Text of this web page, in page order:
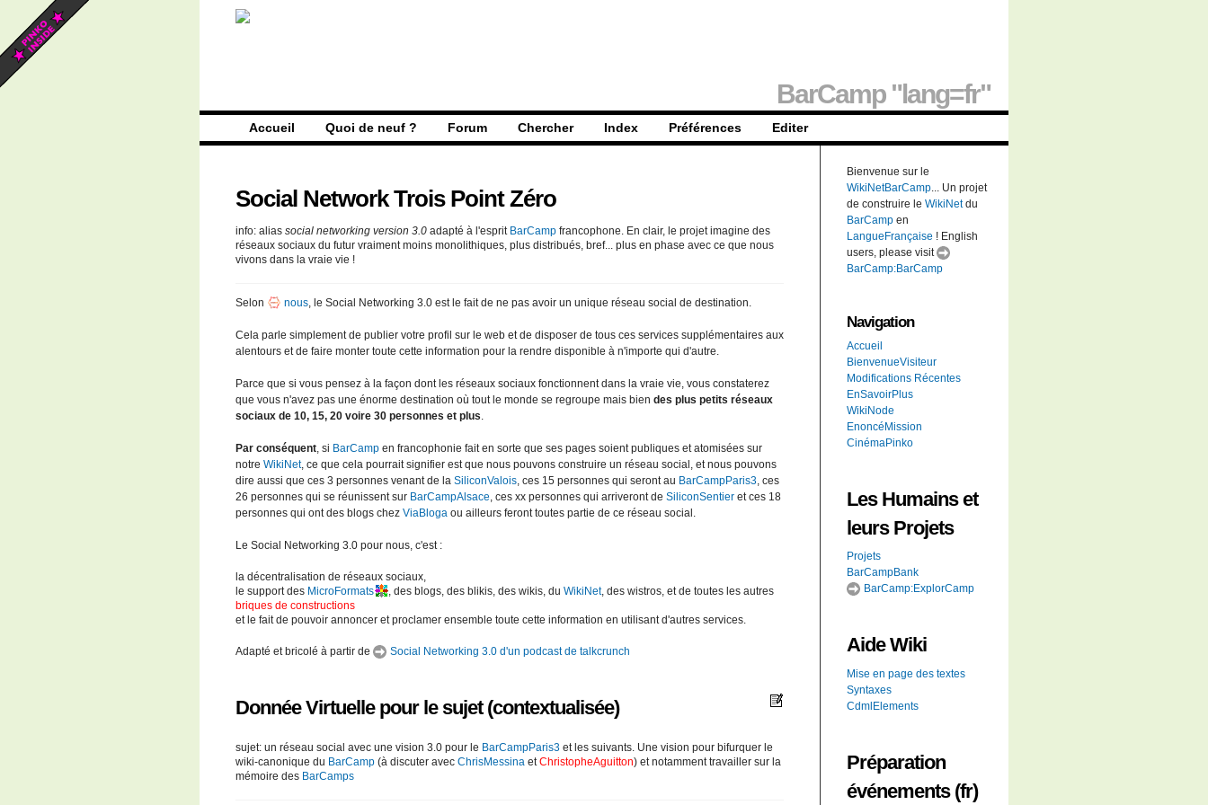
BarCamp "lang=fr"
Accueil Quoi de neuf ? Forum Chercher Index Préférences Editer
Social Network Trois Point Zéro
info: alias social networking version 3.0 adapté à l'esprit BarCamp francophone. En clair, le projet imagine des
réseaux sociaux du futur vraiment moins monolithiques, plus distribués, bref... plus en phase avec ce que nous
vivons dans la vraie vie !
Selon nous , le Social Networking 3.0 est le fait de ne pas avoir un unique réseau social de destination.
Cela parle simplement de publier votre profil sur le web et de disposer de tous ces services supplémentaires aux
alentours et de faire monter toute cette information pour la rendre disponible à n'importe qui d'autre.
Parce que si vous pensez à la façon dont les réseaux sociaux fonctionnent dans la vraie vie, vous constaterez
que vous n'avez pas une énorme destination où tout le monde se regroupe mais bien des plus petits réseaux
sociaux de 10, 15, 20 voire 30 personnes et plus
Par conséquent , si BarCamp en francophonie fait en sorte que ses pages soient publiques et atomisées sur
notre WikiNet, ce que cela pourrait signifier est que nous pouvons construire un réseau social, et nous pouvons
dire aussi que ces 3 personnes venant de la SiliconValois , ces 15 personnes qui seront au BarCampParis3 , ces
26 personnes qui se réunissent sur BarCampAlsace , ces xx personnes qui arriveront de SiliconSentier et ces 18
personnes qui ont des blogs chez ViaBloga ou ailleurs feront toutes partie de ce réseau social.
Le Social Networking 3.0 pour nous, c'est :
la décentralisation de réseaux sociaux,
le support des MicroFormats , des blogs, des blikis, des wikis, du WikiNet, des wistros, et de toutes les autres
briques de constructions
et le fait de pouvoir annoncer et proclamer ensemble toute cette information en utilisant d'autres services.
Adapté et bricolé à partir de Social Networking 3.0 d'un podcast de talkcrunch
Donnée Virtuelle pour le sujet (contextualisée)
sujet: un réseau social avec une vision 3.0 pour le BarCampParis3 et les suivants. Une vision pour bifurquer le
wiki-canonique du BarCamp (à discuter avec ChrisMessina etChristopheAguitton) et notamment travailler sur la
mémoire des BarCamps
Bienvenue sur le
WikiNetBarCamp ... Un projet
de construire le WikiNetdu
BarCamp en
LangueFrançaise ! English
users, please visit
BarCamp:BarCamp
Navigation
Accueil
BienvenueVisiteur
Modifications Récentes
EnSavoirPlus
WikiNode
EnoncéMission
CinémaPinko
Les Humains et
leurs Projets
Projets
BarCampBank
BarCamp:ExplorCamp
AideWiki
Mise en page des textes
Syntaxes
CdmlElements
Préparation
événements (fr)